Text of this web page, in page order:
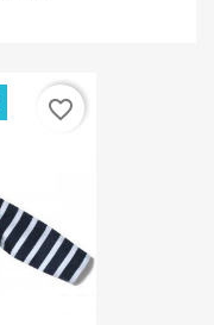
favorite_border